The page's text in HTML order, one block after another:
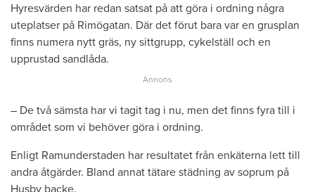
Hyresvärden har redan satsat på att göra i ordning några
uteplatser på Rimögatan. Där det förut bara var en grusplan
finns numera nytt gräs, ny sittgrupp, cykelställ och en
upprustad sandlåda.
– De två sämsta har vi tagit tag i nu, men det finns fyra till i
området som vi behöver göra i ordning.
Enligt Ramunderstaden har resultatet från enkäterna lett till
andra åtgärder. Bland annat tätare städning av soprum på
Husby backe.